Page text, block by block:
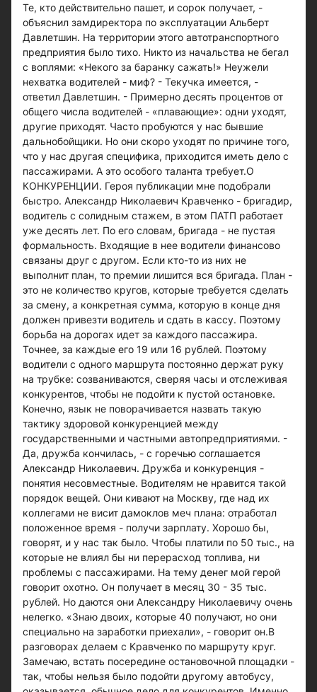
Те, кто действительно пашет, и сорок получает, -
объяснил замдиректора по эксплуатации Альберт
Давлетшин. На территории этого автотранспортного
предприятия было тихо. Никто из начальства не бегал
с воплями: «Некого за баранку сажать!» Неужели
нехватка водителей - миф? - Текучка имеется, -
ответил Давлетшин. - Примерно десять процентов от
общего числа водителей - «плавающие»: одни уходят,
другие приходят. Часто пробуются у нас бывшие
дальнобойщики. Но они скоро уходят по причине того,
что у нас другая специфика, приходится иметь дело с
пассажирами. А это особого таланта требует.О
КОНКУРЕНЦИИ. Героя публикации мне подобрали
быстро. Александр Николаевич Кравченко - бригадир,
водитель с солидным стажем, в этом ПАТП работает
уже десять лет. По его словам, бригада - не пустая
формальность. Входящие в нее водители финансово
связаны друг с другом. Если кто-то из них не
выполнит план, то премии лишится вся бригада. План -
это не количество кругов, которые требуется сделать
за смену, а конкретная сумма, которую в конце дня
должен привезти водитель и сдать в кассу. Поэтому
борьба на дорогах идет за каждого пассажира.
Точнее, за каждые его 19 или 16 рублей. Поэтому
водители с одного маршрута постоянно держат руку
на трубке: созваниваются, сверяя часы и отслеживая
конкурентов, чтобы не подойти к пустой остановке.
Конечно, язык не поворачивается назвать такую
тактику здоровой конкуренцией между
государственными и частными автопредприятиями. -
Да, дружба кончилась, - с горечью соглашается
Александр Николаевич. Дружба и конкуренция -
понятия несовместные. Водителям не нравится такой
порядок вещей. Они кивают на Москву, где над их
коллегами не висит дамоклов меч плана: отработал
положенное время - получи зарплату. Хорошо бы,
говорят, и у нас так было. Чтобы платили по 50 тыс., на
которые не влиял бы ни перерасход топлива, ни
проблемы с пассажирами. На тему денег мой герой
говорит охотно. Он получает в месяц 30 - 35 тыс.
рублей. Но даются они Александру Николаевичу очень
нелегко. «Знаю двоих, которые 40 получают, но они
специально на заработки приехали», - говорит он.В
разговорах делаем с Кравченко по маршруту круг.
Замечаю, встать посередине остановочной площадки -
так, чтобы нельзя было подойти другому автобусу,